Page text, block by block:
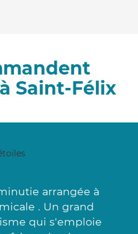
Saint-Félix
arrangée à
. Un grand
qui s'emploie